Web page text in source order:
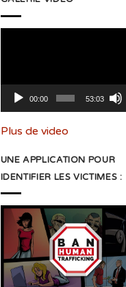
00:00 53:03
Plus de video
UNE APPLICATION POUR
IDENTIFIER LES VICTIMES :